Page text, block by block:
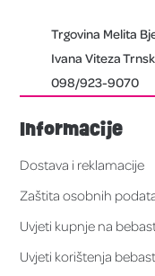
Trgovina Melita
Ivana Viteza
098/923-9070
Informacije
Dostava i reklamacije
Zaštita osobnih
Uvjeti kupnje na
Uvjeti korištenja